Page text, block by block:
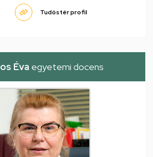
Tudóstér profil
Éva egyetemi docens